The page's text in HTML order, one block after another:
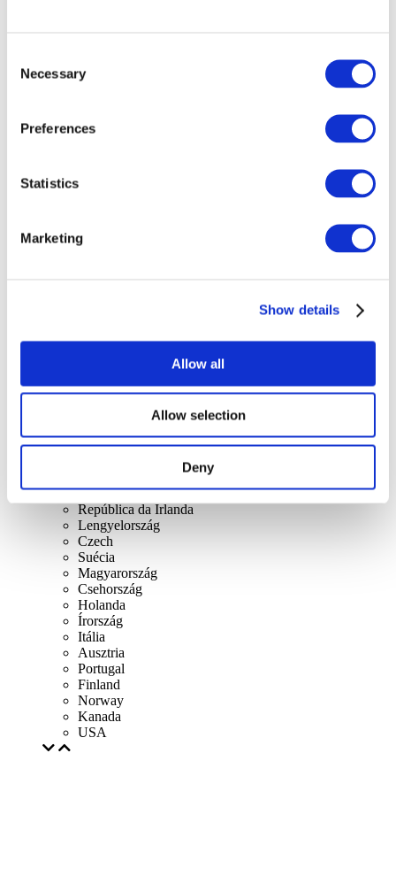
Selection
Necessary
Preferences
Statistics
Marketing
Show details
Allow all
Allow selection
Deny
Concertos
Eslováquia
Espanha
França
República da Irlanda
Lengyelország
Czech
Suécia
Magyarország
Csehország
Holanda
Írország
Itália
Ausztria
Portugal
Finland
Norway
Kanada
USA